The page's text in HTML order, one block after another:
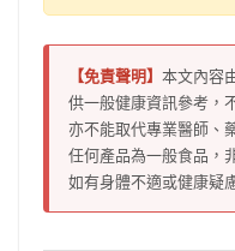
【免責聲明】 本文內容
供一般健康資訊參考，
亦不能取代專業醫師、
任何產品為一般食品，
如有身體不適或健康疑